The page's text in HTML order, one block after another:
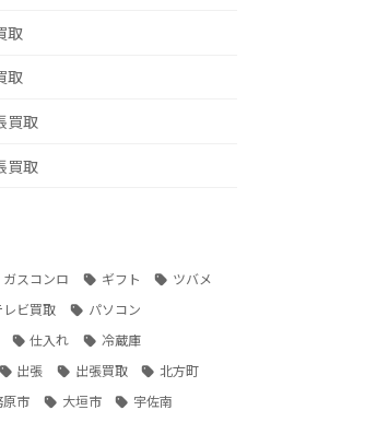
取
取
買取
買取
ガスコンロ ギフト
ツバメ
レビ買取
パソコン
仕入れ
冷蔵庫
出張 出張買取
北方町
原市 大垣市
宇佐南